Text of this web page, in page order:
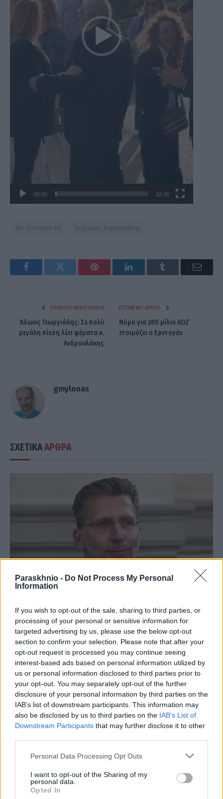
Paraskhnio - Do Not Process My Personal
Information
If you wish to opt-out of the sale, sharing to third parties, or
processing of your personal or sensitive information for
targeted advertising by us, please use the below opt-out
section to confirm your selection. Please note that after your
opt-out request is processed you may continue seeing
interest-based ads based on personal information utilized by
us or personal information disclosed to third parties prior to
your opt-out. You may separately opt-out of the further
disclosure of your personal information by third parties on the
IAB’s list of downstream participants. This information may
also be disclosed by us to third parties on the IAB’s List of
Downstream Participants that may further disclose it to other
Please note that this website/app uses one or more Google
not limited to your visit or usage behaviour. You may click to
grant or deny consent to Google and its third-party tags to
use your data for below specified purposes in below Google
Personal Data Processing Opt Outs
I want to opt-out of the Sharing of my
personal data.
Opted In
00:00 02:48
16ο Συνέδριο ΝΔ Γρηγόρης Δημητριάδης
FacebookTwitter Pinterest LinkedInTumblr Email
ΠΡΟΗΓΟΎΜΕΝΟ ΆΡΘΡΟ
Άδωνις Γεωργιάδης: Σε πολύ
μεγάλη πίεση λέει ψέματα κ.
Ανδρουλάκης
ΕΠΌΜΕΝΟ ΆΡΘΡΟ
Νόμο για 200 μίλια ΑΟΖ
ετοιμάζει ο Ερντογάν
gmylonas
ΣΧΕΤΙΚΑΑΡΘΡΑ
ΠΟΛΙΤΙΚΉ
Σκέρτσος: Από τον Δεκέμβριο του 2018 έως τον
Δεκέμβριο του 2025 οι καταθέσεις φυσικών
προσώπων αυξήθηκαν από 106,4 δισ. ευρώ σε 148,7
δισ. ευρώ
ΑΝΑΡΤΗΘΗΚΕ ΑΠΟ ΕΛΕΑΝΑ ΖΑΜΠΑΡΑ 9 ΑΥΓΟΎΣΤΟΥ 2026